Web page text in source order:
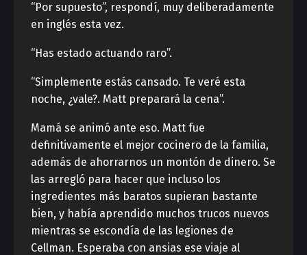
“Por supuesto”, respondí, muy deliberadamente
en inglés esta vez.
“Has estado actuando raro”.
“Simplemente estás cansado. Te veré esta
noche, ¿vale?. Matt preparará la cena”.
Mamá se animó ante eso. Matt fue
definitivamente el mejor cocinero de la familia,
además de ahorrarnos un montón de dinero. Se
las arregló para hacer que incluso los
ingredientes más baratos supieran bastante
bien, y había aprendido muchos trucos nuevos
mientras se escondía de las legiones de
Cellman. Esperaba con ansias ese viaje al